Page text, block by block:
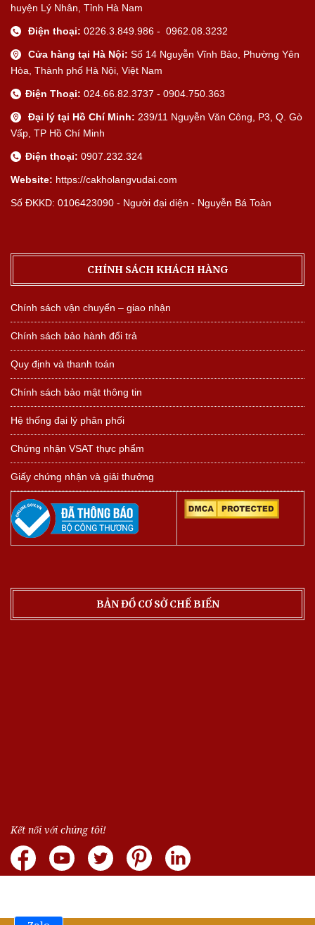
huyện Lý Nhân, Tỉnh Hà Nam
Điện thoại: 0226.3.849.986 - 0962.08.3232
Cửa hàng tại Hà Nội: Số 14 Nguyễn Vĩnh Bảo, Phường Yên
Hòa, Thành phố Hà Nội, Việt Nam
Điện Thoại: 024.66.82.3737 - 0904.750.363
Đại lý tại Hồ Chí Minh: 239/11 Nguyễn Văn Công, P3, Q. Gò
Vấp, TP Hồ Chí Minh
Điện thoại: 0907.232.324
Website: https://cakholangvudai.com
Số ĐKKD: 0106423090 - Người đại diện - Nguyễn Bá Toàn
CHÍNH SÁCH KHÁCH HÀNG
Chính sách vận chuyển – giao nhận
Chính sách bảo hành đổi trả
Quy định và thanh toán
Chính sách bảo mật thông tin
Hệ thống đại lý phân phối
Chứng nhận VSAT thực phẩm
Giấy chứng nhận và giải thưởng
BẢN ĐỒ CƠ SỞ CHẾ BIẾN
Kết nối với chúng tôi!